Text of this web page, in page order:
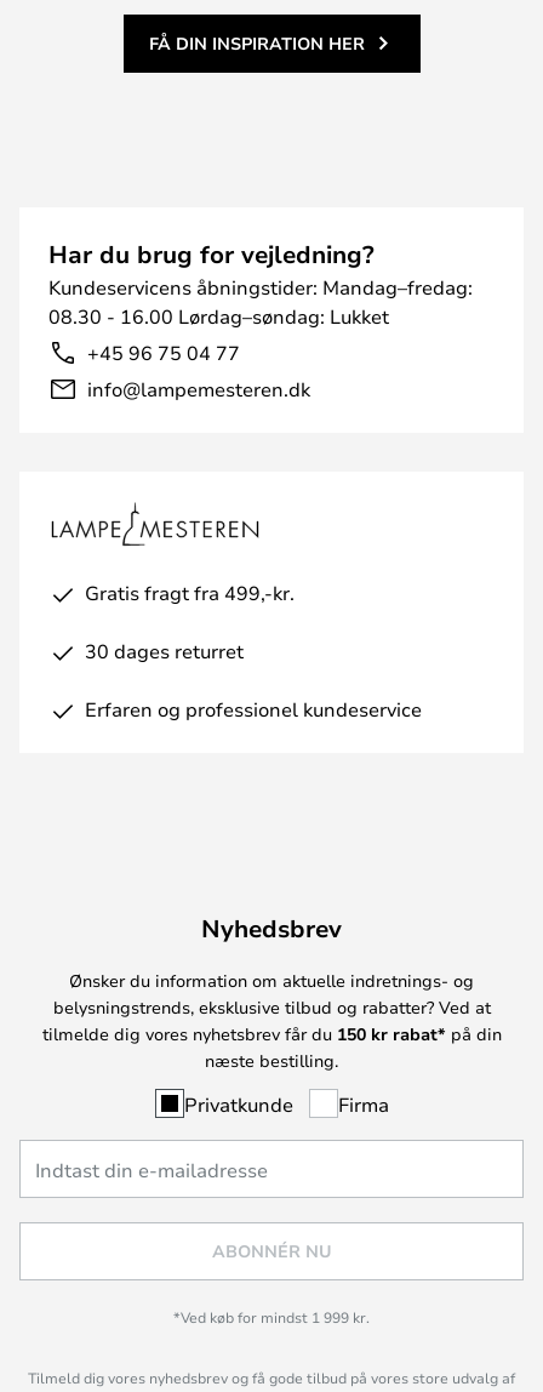
FÅ DIN INSPIRATION HER
Har du brug for vejledning?
Kundeservicens åbningstider: Mandag–fredag:
08.30 - 16.00 Lørdag–søndag: Lukket
+45 96 75 04 77
info@lampemesteren.dk
Gratis fragt fra 499,-kr.
30 dages returret
Erfaren og professionel kundeservice
Nyhedsbrev
Ønsker du information om aktuelle indretnings- og
belysningstrends, eksklusive tilbud og rabatter? Ved at
tilmelde dig vores nyhetsbrev får du 150 kr rabat* på din
næste bestilling.
Privatkunde Firma
ABONNÉR NU
*Ved køb for mindst 1 999 kr.
Tilmeld dig vores nyhedsbrev og få gode tilbud på vores store udvalg af